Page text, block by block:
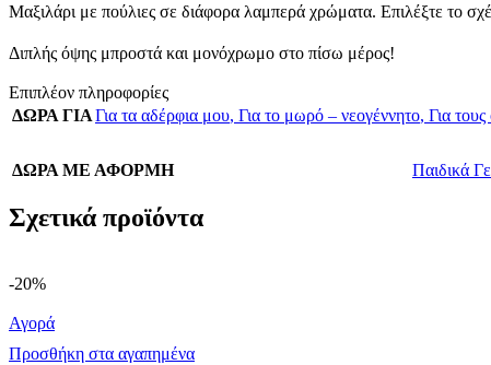
Μαξιλάρι με πούλιες σε διάφορα λαμπερά χρώματα. Επιλέξτε το
Διπλής όψης μπροστά και μονόχρωμο στο πίσω μέρος!
Επιπλέον πληροφορίες
ΔΩΡΑ ΓΙΑΓια τα αδέρφια μου, Για το μωρό – νεογέννητο, Για τους
ΔΩΡΑ ΜΕ ΑΦΟΡΜΗ Παιδικά
Σχετικά προϊόντα
-20%
Αγορά
Προσθήκη στα αγαπημένα